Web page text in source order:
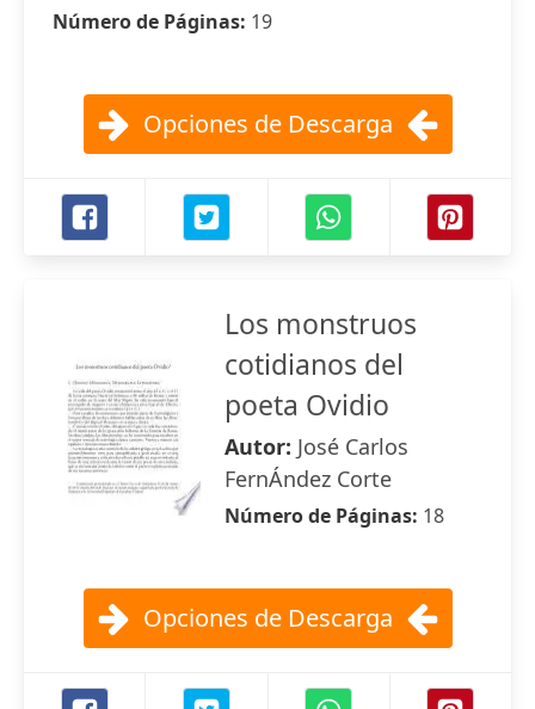
Número de Páginas: 19
Opciones de Descarga
Los monstruos
cotidianos del
poeta Ovidio
Autor: José Carlos
FernÁndez Corte
Número de Páginas: 18
Opciones de Descarga